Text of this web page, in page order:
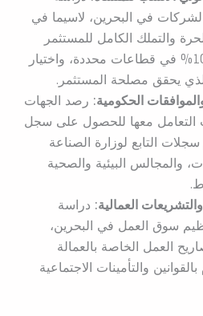
في البحرين، لاسيما في
والتملك الكامل للمستثمر
الأجنبي بنسبة 100% في قطاعات محددة، واختيار
يحقق مصلحة المستثمر.
الحكومية: رصد الجهات
التعامل معها للحصول على سجل
التابع لوزارة الصناعة
والمجالس البيئية والصحية
العمالية: دراسة
سوق العمل في البحرين،
العمل الخاصة بالعمالة
بالقوانين والتأمينات الاجتماعية